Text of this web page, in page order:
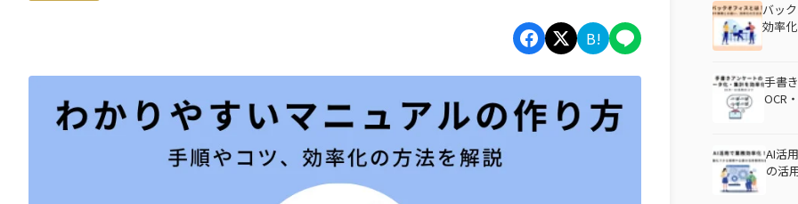
B!
バッ
効率
手書
OCR
AI活
の活